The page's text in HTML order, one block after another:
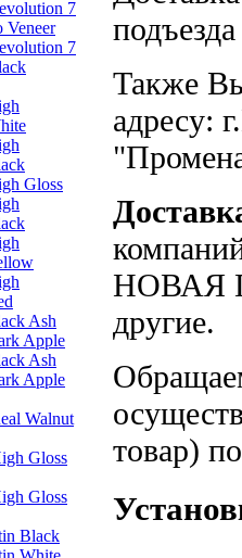
7
Veneer
7
Gloss
Ash
Apple
Ash
Apple
Walnut
Gloss
Gloss
Black
Также
адресу:
НОВАЯ
другие.
товар)